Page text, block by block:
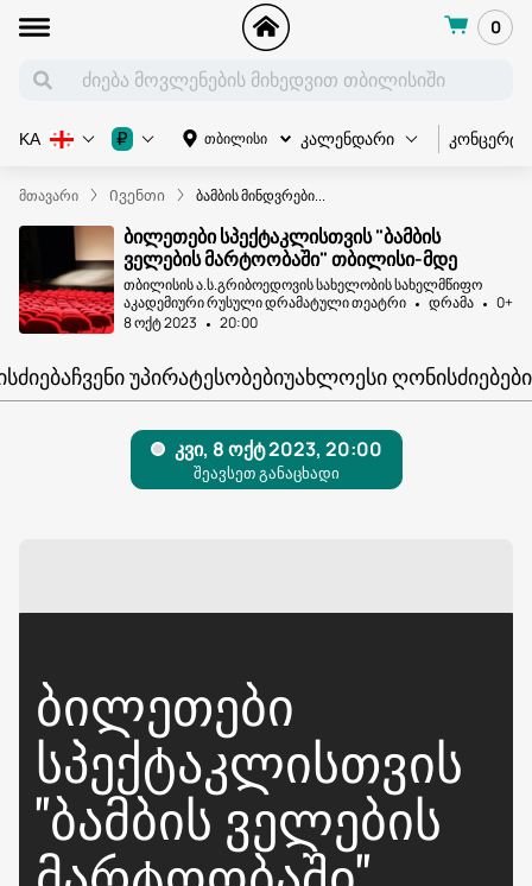
0
თბილისი კალენდარი კონცერტი
KA ₽
მთავარი Ივენთი ბამბის მინდვრები...
ბილეთები სპექტაკლისთვის "ბამბის
ველების მარტოობაში" თბილისი-მდე
თბილისის ა.ს.გრიბოედოვის სახელობის სახელმწიფო
აკადემიური რუსული დრამატული თეატრი
დრამა
0+
8 ოქტ 2023
20:00
ᲩᲕᲔᲜᲘ ᲣᲞᲘᲠᲐᲢᲔᲡᲝᲑᲔᲑᲘᲣᲐᲮᲚᲝᲔᲡᲘ ᲦᲝᲜᲘᲡᲫᲘᲔᲑᲔᲑᲘ
ᲑᲘᲚᲔᲗᲔᲑᲘ
ᲡᲞᲔᲥᲢᲐᲙᲚᲘᲡᲗᲕᲘᲡ
"ᲑᲐᲛᲑᲘᲡ ᲕᲔᲚᲔᲑᲘᲡ